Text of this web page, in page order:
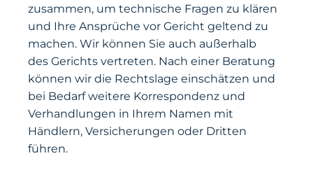
zusammen, um technische Fragen zu klären
und Ihre Ansprüche vor Gericht geltend zu
machen. Wir können Sie auch außerhalb
des Gerichts vertreten. Nach einer Beratung
können wir die Rechtslage einschätzen und
bei Bedarf weitere Korrespondenz und
Verhandlungen in Ihrem Namen mit
Händlern, Versicherungen oder Dritten
führen.